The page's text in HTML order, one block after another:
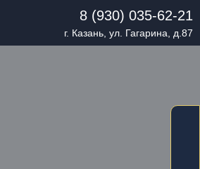
8 (930) 035-62-21
г. Казань, ул. Гагарина, д.87